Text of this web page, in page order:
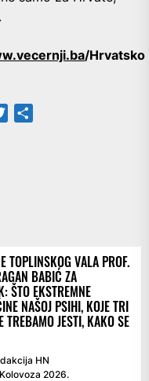
/Hrvatsko
Twitter
TOPLINSKOG VALA PROF.
BABIĆ ZA
ŠTO EKSTREMNE
NAŠOJ PSIHI, KOJE TRI
TREBAMO JESTI, KAKO SE
HN
2026.